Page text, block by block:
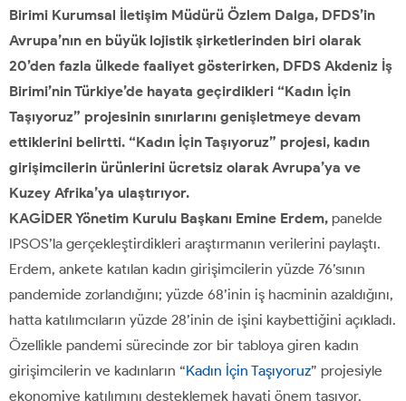
Birimi Kurumsal İletişim Müdürü Özlem Dalga, DFDS’in
Avrupa’nın en büyük lojistik şirketlerinden biri olarak
20’den fazla ülkede faaliyet gösterirken, DFDS Akdeniz İş
Birimi’nin Türkiye’de hayata geçirdikleri “Kadın İçin
Taşıyoruz” projesinin sınırlarını genişletmeye devam
ettiklerini belirtti. “Kadın İçin Taşıyoruz” projesi, kadın
girişimcilerin ürünlerini ücretsiz olarak Avrupa’ya ve
Kuzey Afrika’ya ulaştırıyor.
KAGİDER Yönetim Kurulu Başkanı Emine Erdem, panelde
IPSOS’la gerçekleştirdikleri araştırmanın verilerini paylaştı.
Erdem, ankete katılan kadın girişimcilerin yüzde 76’sının
pandemide zorlandığını; yüzde 68’inin iş hacminin azaldığını,
hatta katılımcıların yüzde 28’inin de işini kaybettiğini açıkladı.
Özellikle pandemi sürecinde zor bir tabloya giren kadın
girişimcilerin ve kadınların “Kadın İçin Taşıyoruz” projesiyle
ekonomiye katılımını desteklemek hayati önem taşıyor.